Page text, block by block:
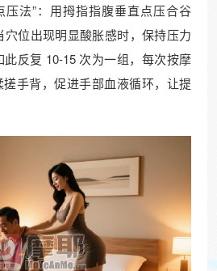
压法”：用拇指指腹垂直点压合谷
位出现明显酸胀感时，保持压力
反复 10-15 次为一组，每次按摩
手背，促进手部血液循环，让提